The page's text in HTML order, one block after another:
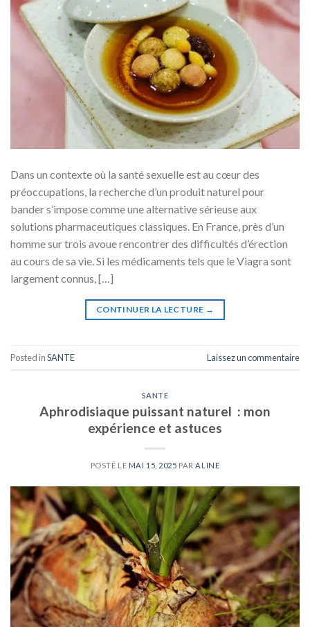
Dans un contexte où la santé sexuelle est au cœur des
préoccupations, la recherche d’un produit naturel pour
bander s’impose comme une alternative sérieuse aux
solutions pharmaceutiques classiques. En France, près d’un
homme sur trois avoue rencontrer des difficultés d’érection
au cours de sa vie. Si les médicaments tels que le Viagra sont
largement connus, […]
CONTINUER LA LECTURE →
Posted inSANTE Laissez un commentaire
SANTE
Aphrodisiaque puissant naturel : mon
expérience et astuces
POSTÉ LE MAI 15, 2025 PARALINE